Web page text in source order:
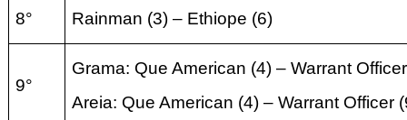
8° Rainman (3) – Ethiope (6)
9°
Grama: Que American (4) – Warrant
Areia: Que American (4) – Warrant Officer